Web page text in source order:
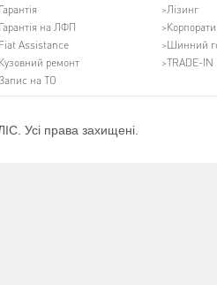
Гарантія
Гарантія на ЛФП
Fiat Assistance
Кузовний ремонт
Запис на ТО
Лізинг
Шинний
TRADE-IN
Усі права захищені.